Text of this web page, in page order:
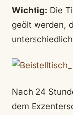
Wichtig: Die
geölt werden,
Nach 24
dem